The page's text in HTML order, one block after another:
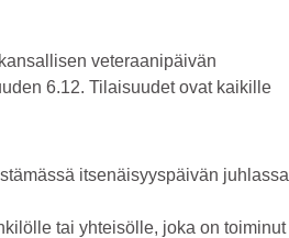
veteraanipäivän
6.12. Tilaisuudet ovat kaikille
itsenäisyyspäivän juhlassa
tai yhteisölle, joka on toiminut